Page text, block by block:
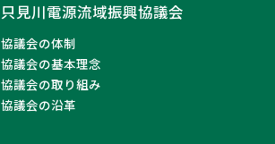
只見川電源流域振興協議会
協議会の体制
協議会の基本理念
協議会の取り組み
協議会の沿革